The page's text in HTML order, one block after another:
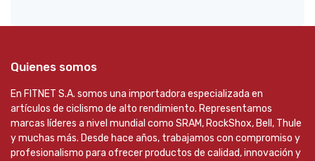
Quienes somos
En FITNET S.A. somos una importadora especializada en
artículos de ciclismo de alto rendimiento. Representamos
marcas líderes a nivel mundial como SRAM, RockShox, Bell, Thule
y muchas más. Desde hace años, trabajamos con compromiso y
profesionalismo para ofrecer productos de calidad, innovación y